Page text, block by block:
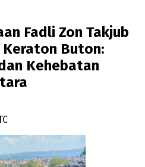
Fadli Zon Takjub
Keraton Buton:
Kehebatan